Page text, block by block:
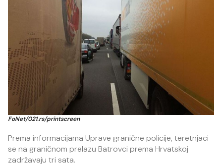
FoNet/021.rs/printscreen
Prema informacijama Uprave granične policije, teretnjaci
se na graničnom prelazu Batrovci prema Hrvatskoj
zadržavaju tri sata.